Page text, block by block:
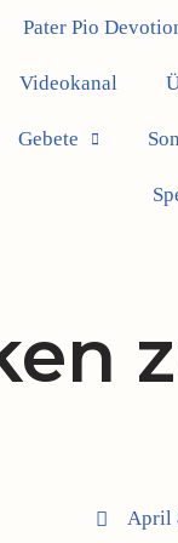
Pater Pio
Videokanal
Gebete
April